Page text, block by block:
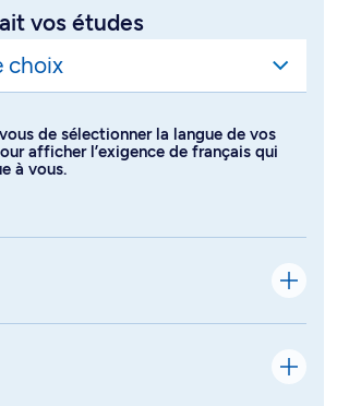
vos études
de sélectionner la langue de vos
afficher l’exigence de français qui
à vous.